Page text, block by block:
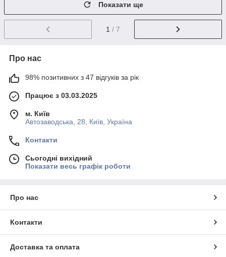
Показати ще
1 / 7
Про нас
98% позитивних з 47 відгуків за рік
Працює з 03.03.2025
м. Київ
Автозаводська, 28, Київ, Україна
Контакти
Сьогодні вихідний
Показати весь графік роботи
Про нас
Контакти
Доставка та оплата